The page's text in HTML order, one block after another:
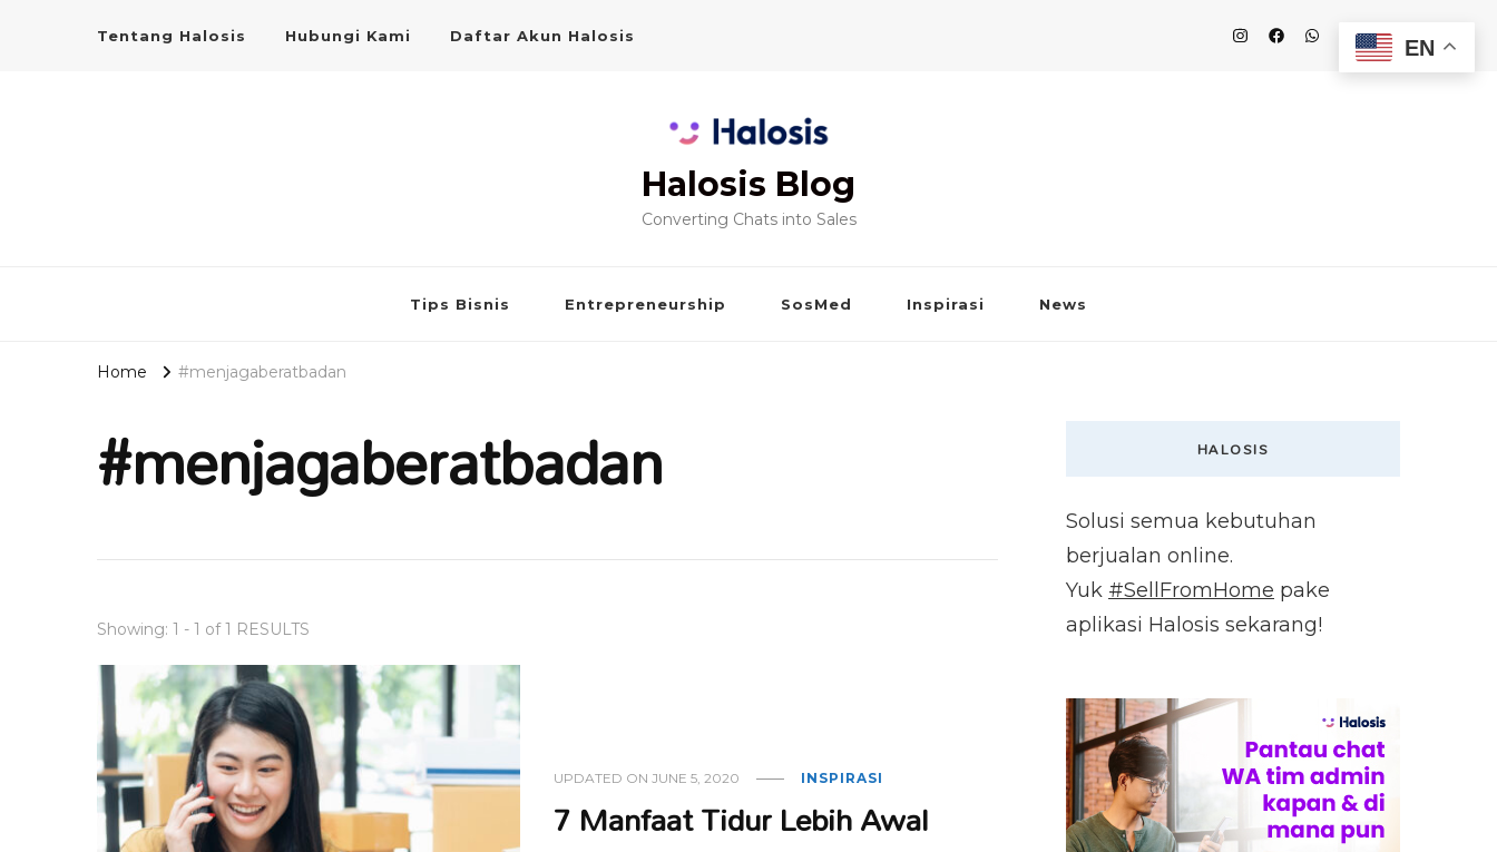
Tentang Halosis Hubungi Kami Daftar Akun Halosis
Halosis Blog
Converting Chats into Sales
Tips Bisnis Entrepreneurship SosMed Inspirasi News
Home #menjagaberatbadan
#menjagaberatbadan
Showing: 1 - 1 of 1 RESULTS
UPDATED ONJUNE 5, 2020 INSPIRASI
7 Manfaat Tidur Lebih Awal
HALOSIS
Solusi semua kebutuhan
berjualan online.
Yuk #SellFromHome pake
aplikasi Halosis sekarang!
EN